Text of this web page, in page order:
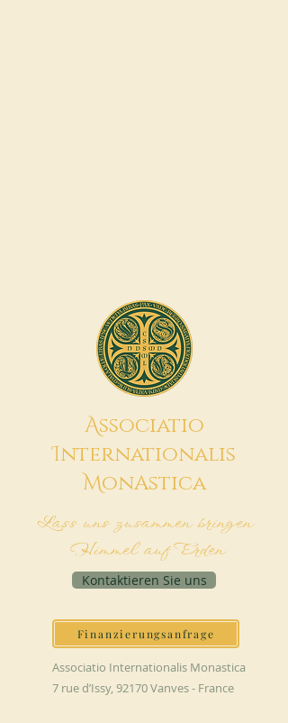
Associatio
Internationalis
MonAstica
Lass uns zusammen bringen
Himmel auf Erden
Kontaktieren Sie uns
Finanzierungsanfrage
Associatio Internationalis Monastica
7 rue d’Issy, 92170 Vanves - France